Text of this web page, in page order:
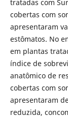
tratadas com
cobertas com
apresentaram
estômatos. No
em plantas
índice de
anatômico de
cobertas com
apresentaram
reduzida,